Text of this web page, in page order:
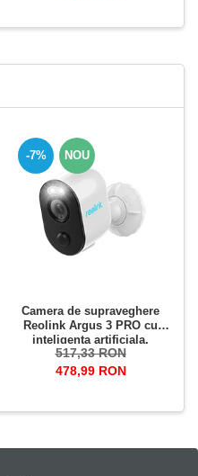
-7% NOU
Camera de supraveghere
Reolink Argus 3 PRO cu
inteligenta artificiala,
detectare Persoana/Vehicul
baterie reincarcabila,
517,33 RON
478,99 RON